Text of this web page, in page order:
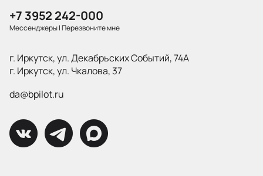
+7 3952 242-000
Мессенджеры|Перезвоните мне
г. Иркутск, ул. Декабрьских Событий, 74А
г. Иркутск, ул. Чкалова, 37
da@bpilot.ru